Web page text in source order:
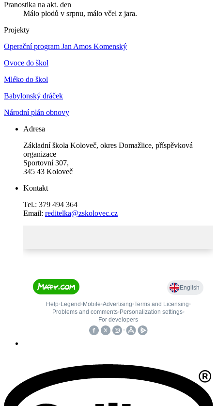
Pranostika na akt. den
Málo plodů v srpnu, málo včel z jara.
Projekty
Operační program Jan Amos Komenský
Ovoce do škol
Mléko do škol
Babylonský dráček
Národní plán obnovy
Adresa
Základní škola Koloveč, okres Domažlice, příspěvková
organizace
Sportovní 307,
345 43 Koloveč
Kontakt
Tel.: 379 494 364
Email: reditelka@zskolovec.cz